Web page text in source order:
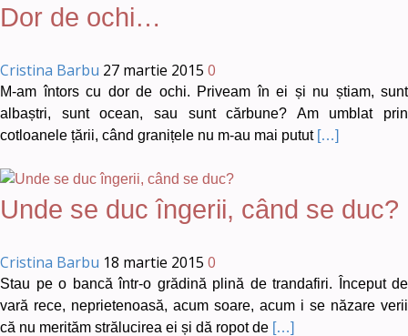
Dor de ochi…
Cristina Barbu 27 martie 2015 0
M-am întors cu dor de ochi. Priveam în ei și nu știam, sunt
albaștri, sunt ocean, sau sunt cărbune? Am umblat prin
cotloanele țării, când granițele nu m-au mai putut […]
Unde se duc îngerii, când se duc?
Cristina Barbu 18 martie 2015 0
Stau pe o bancă într-o grădină plină de trandafiri. Început de
vară rece, neprietenoasă, acum soare, acum i se năzare verii
că nu merităm strălucirea ei și dă ropot de […]